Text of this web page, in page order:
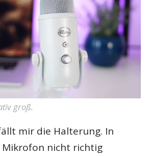
groß.
mir die Halterung. In
Mikrofon nicht richtig